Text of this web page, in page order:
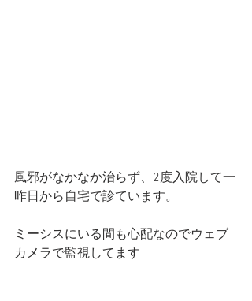
風邪がなかなか治らず、2度入院して一
昨日から自宅で診ています。
ミーシスにいる間も心配なのでウェブ
カメラで監視してます